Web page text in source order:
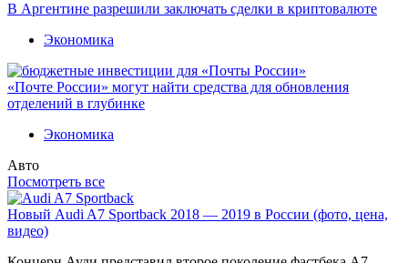
В Аргентине разрешили заключать сделки в криптовалюте
Экономика
«Почте России» могут найти средства для обновления
отделений в глубинке
Экономика
Авто
Посмотреть все
Новый Audi A7 Sportback 2018 — 2019 в России (фото, цена,
видео)